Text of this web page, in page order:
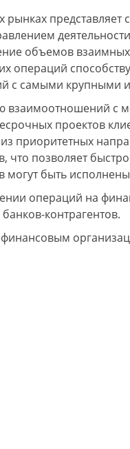
Спасибо за
Менеджеру
обращение. на
не
рынках
объемов
операций
с самыми крупными
взаимоотношений
проектов
приоритетных
что позволяет
могут быть
операций на
контрагентов.